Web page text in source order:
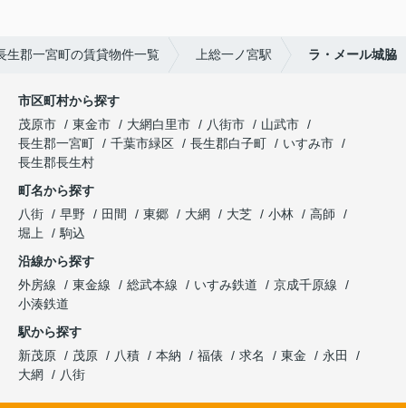
生郡一宮町の賃貸物件一覧 上総一ノ宮駅 ラ・メール城脇
市区町村から探す
茂原市
東金市 大網白里市 八街市
山武市
長生郡一宮町
千葉市緑区 長生郡白子町
いすみ市
長生郡長生村
町名から探す
八街
早野 田間 東郷 大網 大芝 小林
高師
堀上
駒込
沿線から探す
外房線
東金線 総武本線 いすみ鉄道
京成千原線
小湊鉄道
駅から探す
新茂原
茂原 八積 本納 福俵 求名 東金
永田
大網
八街